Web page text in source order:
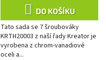
DO KOŠÍKU
Tato sada se 7 šroubováky
KRTH20003 z naší řady Kreator je
vyrobena z chrom-vanadiové
oceli a...